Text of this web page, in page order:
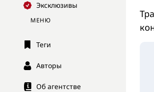
Эксклюзивы
МЕНЮ
Теги
Авторы
Об агентстве